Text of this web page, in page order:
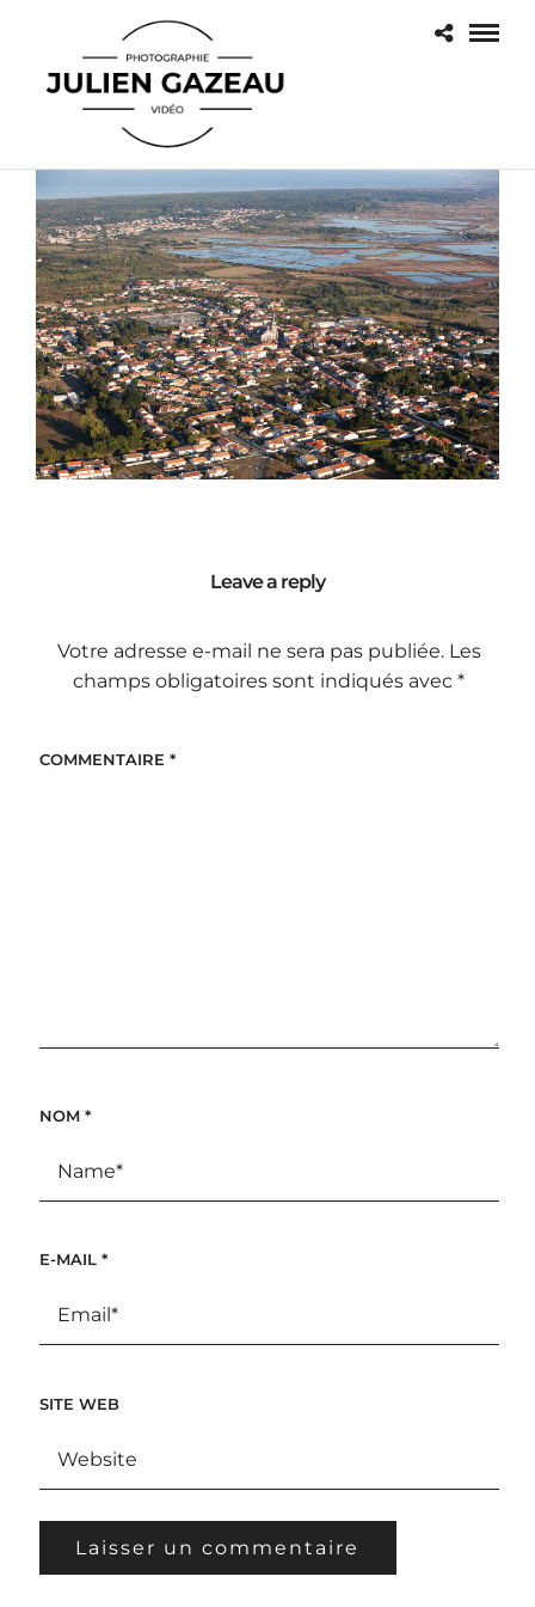
Leave a reply
Votre adresse e-mail ne sera pas publiée. Les
champs obligatoires sont indiqués avec*
COMMENTAIRE *
NOM *
E-MAIL *
SITE WEB